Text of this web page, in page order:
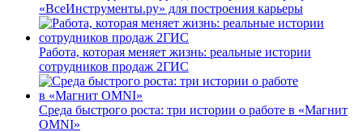
«ВсеИнструменты.ру» для построения карьеры
Работа, которая меняет жизнь: реальные истории
сотрудников продаж 2ГИС
Среда быстрого роста: три истории о работе в «Магнит
OMNI»